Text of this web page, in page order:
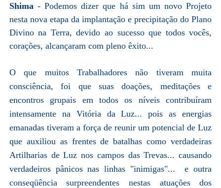
Shima - Podemos dizer que há sim um novo Projeto
nesta nova etapa da implantação e precipitação do Plano
Divino na Terra, devido ao sucesso que todos vocês,
corações, alcançaram com pleno êxito...
O que muitos Trabalhadores não tiveram muita
consciência, foi que suas doações, meditações e
encontros grupais em todos os níveis contribuíram
intensamente na Vitória da Luz... pois as energias
emanadas tiveram a força de reunir um potencial de Luz
que auxiliou as frentes de batalhas como verdadeiras
Artilharias de Luz nos campos das Trevas... causando
verdadeiros pânicos nas linhas "inimigas"... e outra
conseqüência surpreendentes nestas atuações dos